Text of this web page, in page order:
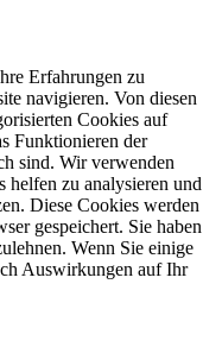
Erfahrungen zu
navigieren. Von diesen
Cookies auf
Funktionieren der
sind. Wir verwenden
helfen zu analysieren und
Diese Cookies werden
gespeichert. Sie haben
Wenn Sie einige
Auswirkungen auf Ihr